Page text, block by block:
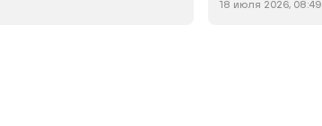
18 июля 2026, 08:49